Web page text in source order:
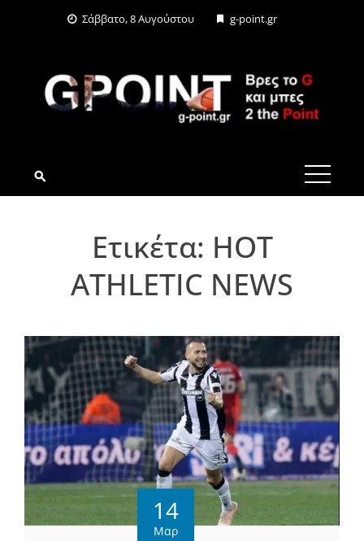
Σάββατο, 8 Αυγούστου g-point.gr
G-POINT.GR
Ετικέτα: HOT
ATHLETIC NEWS
14
Μαρ